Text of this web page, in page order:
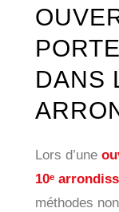
DANS
Lors d’une
10ᵉ
méthodes